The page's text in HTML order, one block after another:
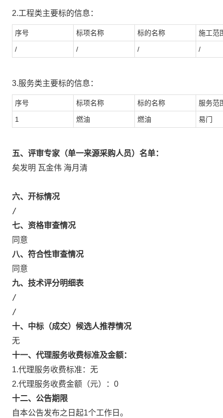
2.工程类主要标的信息：
序号 标项名称 标的名称 施工范
/ / / /
3.服务类主要标的信息：
序号 标项名称 标的名称 服务范
1 燃油 燃油 易门
五、评审专家（单一来源采购人员）名单：
矣发明 瓦金伟 海月清
六、开标情况
/
七、资格审查情况
同意
八、符合性审查情况
同意
九、技术评分明细表
/
/
十、中标（成交）候选人推荐情况
无
十一、代理服务收费标准及金额：
1.代理服务收费标准： 无
2.代理服务收费金额（元）： 0
十二、公告期限
自本公告发布之日起1个工作日。